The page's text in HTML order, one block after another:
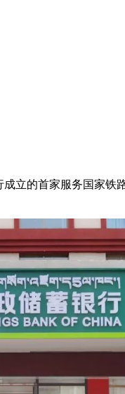
立的首家服务国家